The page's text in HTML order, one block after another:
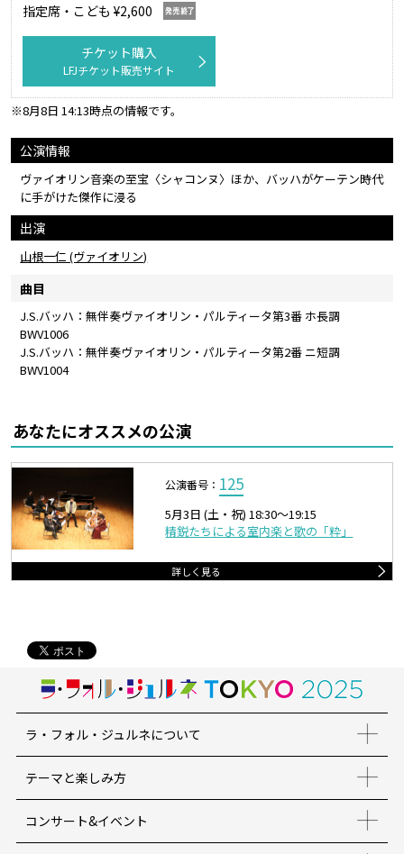
指定席・こども ¥2,600
チケット購入
LFJチケット販売サイト
※8月8日 14:13時点の情報です。
公演情報
ヴァイオリン音楽の至宝〈シャコンヌ〉ほか、バッハがケーテン時代
に手がけた傑作に浸る
出演
山根一仁 (ヴァイオリン)
曲目
J.S.バッハ：無伴奏ヴァイオリン・パルティータ第3番 ホ長調
BWV1006
J.S.バッハ：無伴奏ヴァイオリン・パルティータ第2番 ニ短調
BWV1004
あなたにオススメの公演
公演番号： 125
5月3日 (土・祝) 18:30〜19:15
精鋭たちによる室内楽と歌の「粋」
詳しく見る
ラ・フォル・ジュルネについて
テーマと楽しみ方
コンサート&イベント